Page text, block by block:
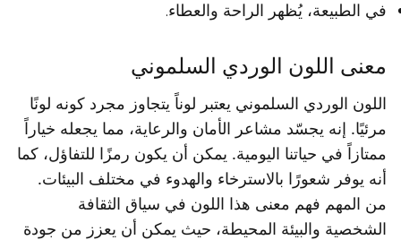
في الطبيعة، يُظهر الراحة والعطاء.
معنى اللون الوردي السلموني
اللون الوردي السلموني يعتبر لوناً يتجاوز مجرد كونه لونًا
مرئيًا. إنه يجسّد مشاعر الأمان والرعاية، مما يجعله خياراً
ممتازاً في حياتنا اليومية. يمكن أن يكون رمزًا للتفاؤل، كما
أنه يوفر شعورًا بالاسترخاء والهدوء في مختلف البيئات.
من المهم فهم معنى هذا اللون في سياق الثقافة
الشخصية والبيئة المحيطة، حيث يمكن أن يعزز من جودة